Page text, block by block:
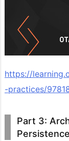
https://
-practices/
Part 3:
Persistence